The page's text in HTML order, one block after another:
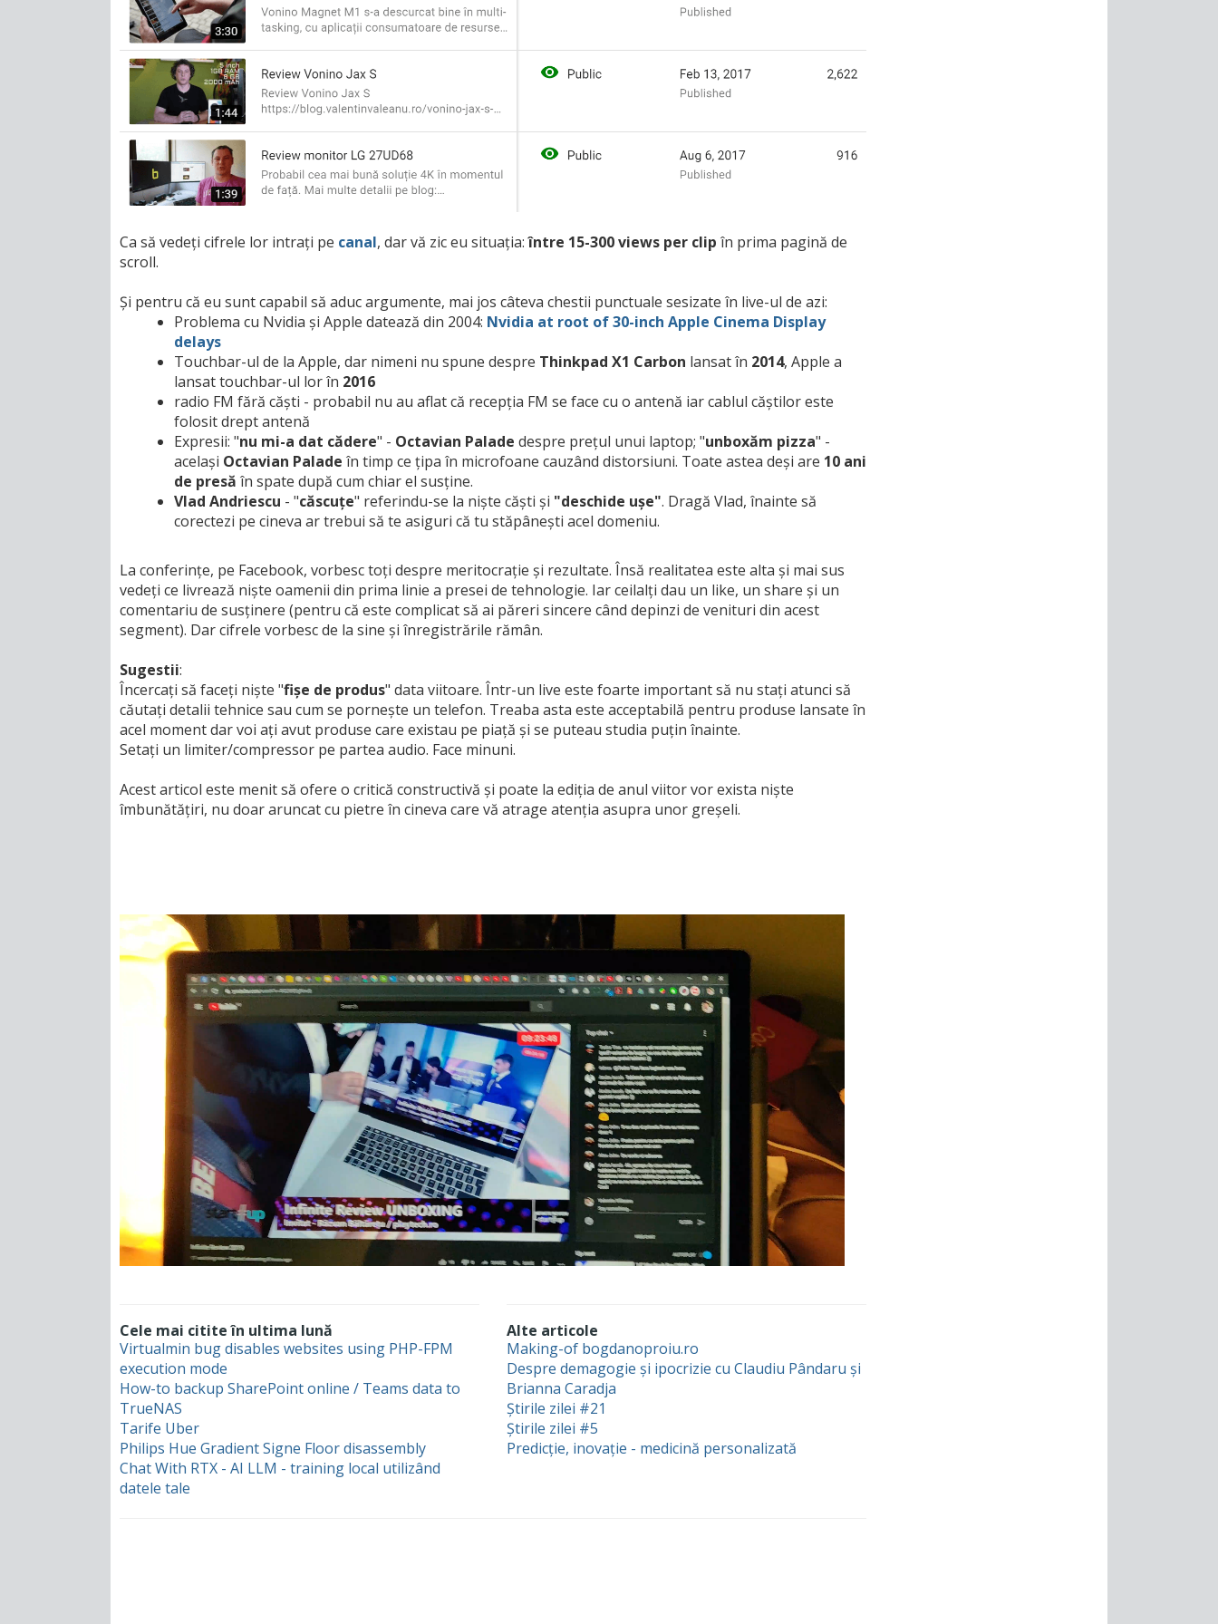
Ca să vedeți cifrele lor intrați pe canal, dar vă zic eu situația:între 15-300 views per clip în prima pagină de
scroll.
Și pentru că eu sunt capabil să aduc argumente, mai jos câteva chestii punctuale sesizate în live-ul de azi:
Problema cu Nvidia și Apple datează din 2004: Nvidia at root of 30-inch Apple Cinema Display
delays
Touchbar-ul de la Apple, dar nimeni nu spune despre Thinkpad X1 Carbon lansat în 2014, Apple a
lansat touchbar-ul lor în 2016
radio FM fără căști - probabil nu au aflat că recepția FM se face cu o antenă iar cablul căștilor este
folosit drept antenă
Expresii: "nu mi-a dat cădere" - Octavian Palade despre prețul unui laptop; "unboxăm pizza" -
același Octavian Palade în timp ce țipa în microfoane cauzând distorsiuni. Toate astea deși are 10 ani
de presă în spate după cum chiar el susține.
Vlad Andriescu - "căscuțe" referindu-se la niște căști și "deschide ușe". Dragă Vlad, înainte să
corectezi pe cineva ar trebui să te asiguri că tu stăpânești acel domeniu.
La conferințe, pe Facebook, vorbesc toți despre meritocrație și rezultate. Însă realitatea este alta și mai sus
vedeți ce livrează niște oamenii din prima linie a presei de tehnologie. Iar ceilalți dau un like, un share și un
comentariu de susținere (pentru că este complicat să ai păreri sincere când depinzi de venituri din acest
segment). Dar cifrele vorbesc de la sine și înregistrările rămân.
Sugestii:
Încercați să faceți niște "fișe de produs" data viitoare. Într-un live este foarte important să nu stați atunci să
căutați detalii tehnice sau cum se pornește un telefon. Treaba asta este acceptabilă pentru produse lansate în
acel moment dar voi ați avut produse care existau pe piață și se puteau studia puțin înainte.
Setați un limiter/compressor pe partea audio. Face minuni.
Acest articol este menit să ofere o critică constructivă și poate la ediția de anul viitor vor exista niște
îmbunătățiri, nu doar aruncat cu pietre în cineva care vă atrage atenția asupra unor greșeli.
Cele mai citite în ultima lună
Virtualmin bug disables websites using PHP-FPM
execution mode
How-to backup SharePoint online / Teams data to
TrueNAS
Tarife Uber
Philips Hue Gradient Signe Floor disassembly
Chat With RTX - AI LLM - training local utilizând
datele tale
Alte articole
Making-of bogdanoproiu.ro
Despre demagogie și ipocrizie cu Claudiu Pândaru și
Brianna Caradja
Știrile zilei #21
Știrile zilei #5
Predicție, inovație - medicină personalizată